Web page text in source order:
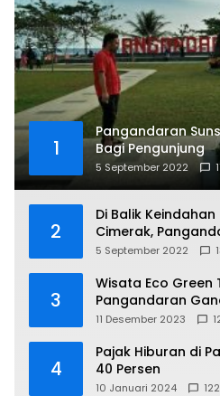
1
Pangandaran
Bagi Pengunjung
5 September 2022
2
Di Balik
Cimerak,
5 September 2022
3
Wisata Eco Green
Pangandaran
11 Desember 2023
4
Pajak Hiburan di
40 Persen
10 Januari 2024